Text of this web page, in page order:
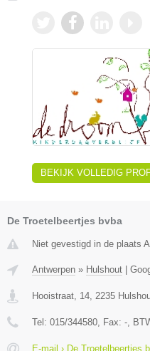
BEKIJK VOLLEDIG
De Troetelbeertjes bvba
Niet gevestigd in de plaats
Antwerpen » Hulshout
Hooistraat, 14 2235
Tel: 015/344580 , Fax: - ,
E-mail › De Troetelbeertjes